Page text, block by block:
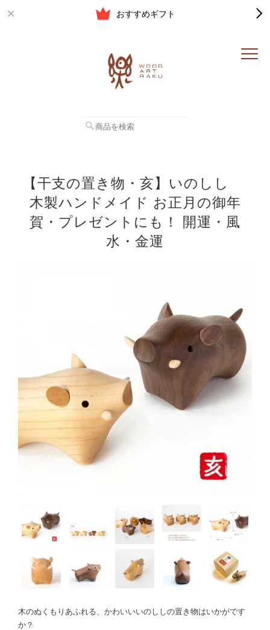
おすすめギフト
【干支の置き物・亥】いのしし
木製ハンドメイド お正月の御年
賀・プレゼントにも！ 開運・風
水・金運
木のぬくもりあふれる、かわいいいのししの置き物はいかがです
か？